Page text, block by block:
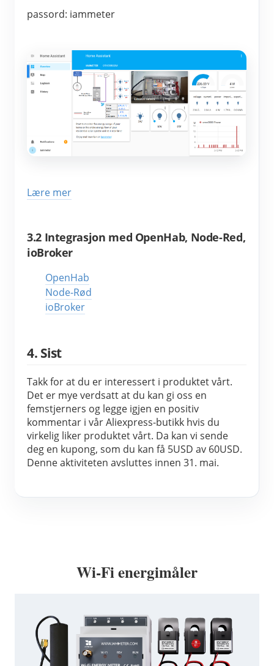
passord: iammeter
Lære mer
3.2 Integrasjon med OpenHab, Node-Red,
ioBroker
OpenHab
Node-Rød
ioBroker
4. Sist
Takk for at du er interessert i produktet vårt.
Det er mye verdsatt at du kan gi oss en
femstjerners og legge igjen en positiv
kommentar i vår Aliexpress-butikk hvis du
virkelig liker produktet vårt. Da kan vi sende
deg en kupong, som du kan få 5USD av 60USD.
Denne aktiviteten avsluttes innen 31. mai.
Wi-Fi energimåler